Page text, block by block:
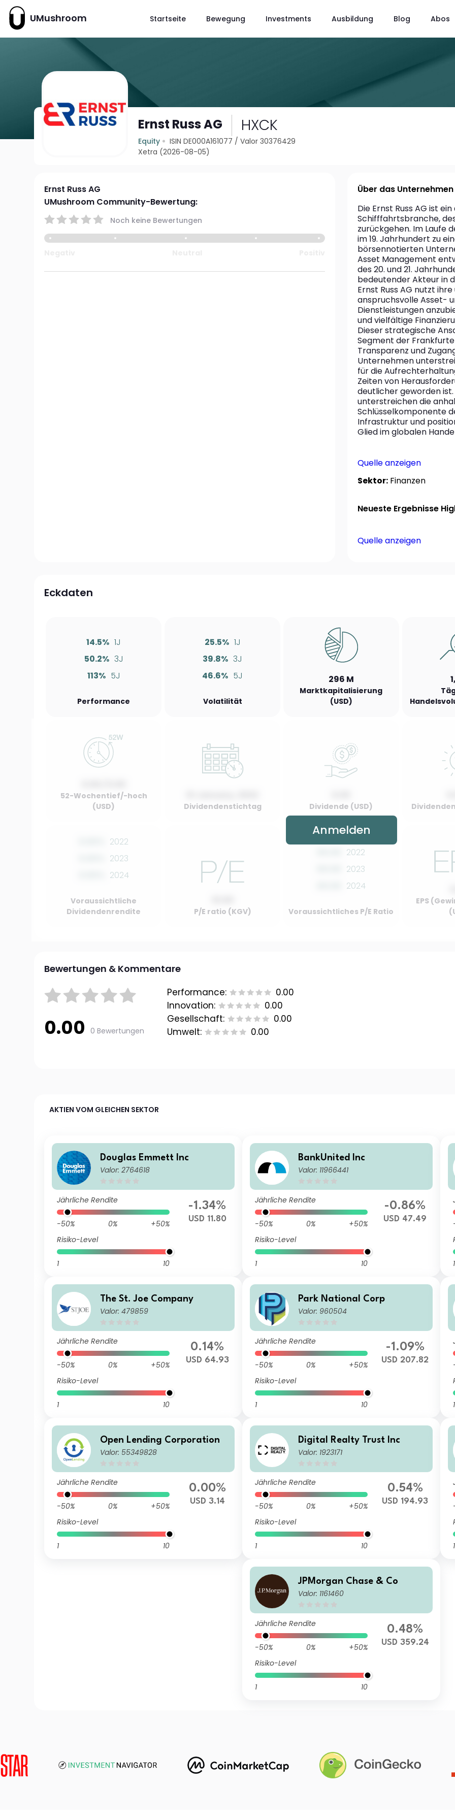
UMushroom Startseite Bewegung Investments Ausbildung Blog Abos
Ernst Russ AG HXCK
Equity ISIN DE000A161077 /Valor 30376429
Xetra (2026-08-05)
Ernst Russ AG
UMushroom Community-Bewertung:
Noch keine Bewertungen
Über das Unternehmen
Die Ernst Russ AG ist
Schifffahrtsbranche,
zurückgehen. Im Laufe
im 19. Jahrhundert zu
börsennotierten
Asset Management
des 20. und 21.
bedeutender Akteur in
Ernst Russ AG nutzt
anspruchsvolle Asset-
Dienstleistungen
und vielfältige
Dieser strategische
Segment der
Transparenz und
Unternehmen
für die
Zeiten von
deutlicher geworden
unterstreichen die
Schlüsselkomponente
Infrastruktur und
Glied im globalen
Quelle anzeigen
Sektor: Finanzen
Neueste Ergebnisse
Quelle anzeigen
Eckdaten
14.5% 1J
50.2% 3J
113% 5J
Performance
25.5% 1J
39.8% 3J
46.6% 5J
Volatilität
296 M
Marktkapitalisierung
(USD)
52-Wochentief/-hoch
(USD)
Dividendenstichtag Dividende (USD)
2022
2023
2024
Voraussichtliche
Dividendenrendite
P/E ratio (KGV)
2022
2023
2024
Voraussichtliches P/E Ratio
EPS
Anmelden
Bewertungen & Kommentare
0.00 0 Bewertungen
Performance:
0.00
Innovation:
0.00
Gesellschaft:
0.00
Umwelt:
0.00
AKTIEN VOM GLEICHEN SEKTOR
Douglas Emmett Inc
Valor: 2764618
Jährliche Rendite
-50% 0%
+50%
Risiko-Level
1 10
-1.34%
USD 11.80
BankUnited Inc
Valor: 11966441
Jährliche Rendite
-50% 0%
+50%
Risiko-Level
1 10
-0.86%
USD 47.49
1
The St. Joe Company
Valor: 479859
Jährliche Rendite
-50% 0%
+50%
Risiko-Level
1 10
0.14%
USD 64.93
Park National Corp
Valor: 960504
Jährliche Rendite
-50% 0%
+50%
Risiko-Level
1 10
-1.09%
USD 207.82
1
Open Lending Corporation
Valor: 55349828
Jährliche Rendite
-50% 0%
+50%
Risiko-Level
1 10
0.00%
USD 3.14
Digital Realty Trust Inc
Valor: 1923171
Jährliche Rendite
-50% 0%
+50%
Risiko-Level
1 10
0.54%
USD 194.93
1
JPMorgan Chase & Co
Valor: 1161460
Jährliche Rendite
-50% 0%
+50%
Risiko-Level
1 10
0.48%
USD 359.24